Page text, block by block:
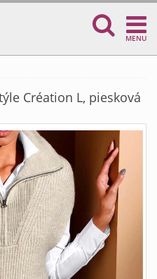
MENU
Création L, piesková